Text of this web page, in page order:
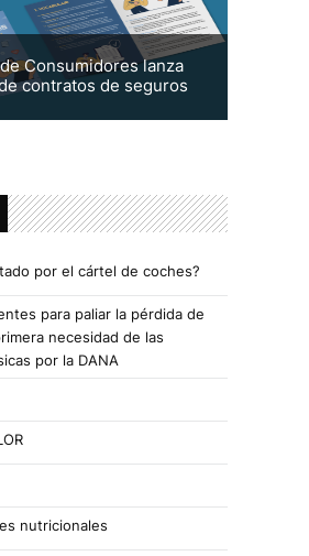
Consumidores lanza
contratos de seguros
por el cártel de coches?
para paliar la pérdida de
necesidad de las
por la DANA
nutricionales